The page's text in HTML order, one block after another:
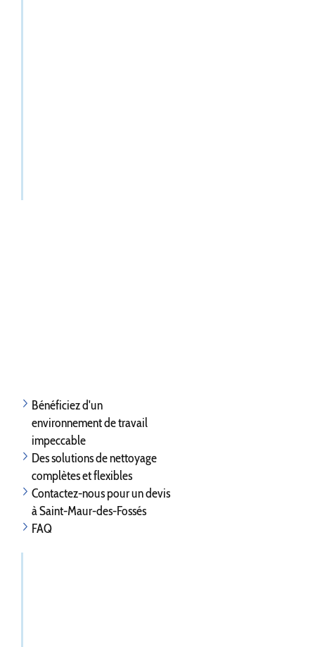
Bénéficiez d'un
environnement de travail
impeccable
Des solutions de nettoyage
complètes et flexibles
Contactez-nous pour un devis
à Saint-Maur-des-Fossés
FAQ